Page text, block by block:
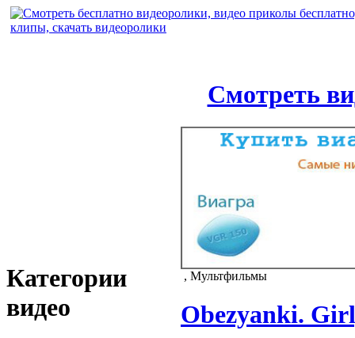
Смотреть
Категории
видео
, Мультфильмы
Obezyanki.